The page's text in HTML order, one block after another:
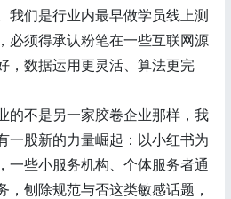
我们是行业内最早做学员线上测
必须得承认粉笔在一些互联网源
，数据运用更灵活、算法更完
的不是另一家胶卷企业那样，我
一股新的力量崛起：以小红书为
一些小服务机构、个体服务者通
，刨除规范与否这类敏感话题，